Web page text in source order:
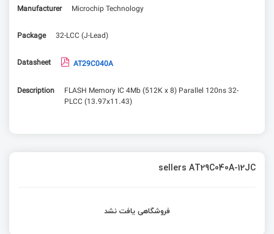
Manufacturer
Microchip Technology
Package 32-LCC (J-Lead)
Datasheet AT29C040A
Description
FLASH Memory IC 4Mb (512K x 8) Parallel 120ns 32-
PLCC (13.97x11.43)
sellers AT29C040A-12JC
فروشگاهی یافت نشد